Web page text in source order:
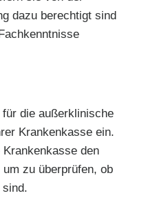
dazu berechtigt sind
für die außerklinische
Krankenkasse ein.
den
zu überprüfen, ob